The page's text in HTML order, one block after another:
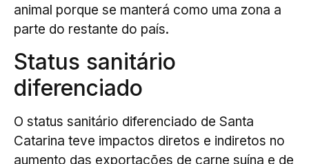
animal porque se manterá como uma zona a
parte do restante do país.
Status sanitário
diferenciado
O status sanitário diferenciado de Santa
Catarina teve impactos diretos e indiretos no
aumento das exportações de carne suína e de